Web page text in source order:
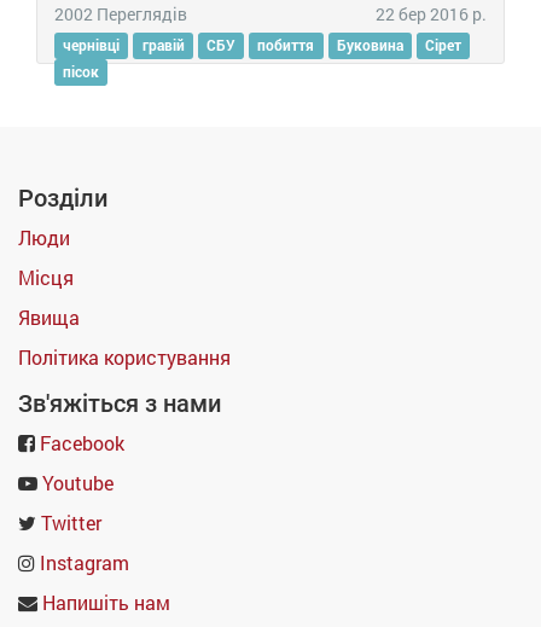
2002 Переглядів 22 бер 2016 р.
чернівці гравій СБУ побиття Буковина
Сірет
пісок
Розділи
Люди
Місця
Явища
Політика користування
Зв'яжіться з нами
Facebook
Youtube
Twitter
Instagram
Напишіть нам